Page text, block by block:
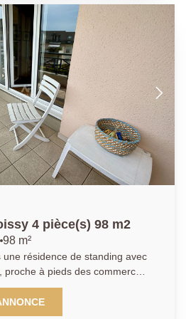
avec balcon au calme,
aménagée et équipée, d'une
que d'une salle de bain et
en main,
AGENCE
( Collaborateur salarié
4 pièce(s) 98 m2
98 m²
une résidence de standing avec
à pieds des commerces
des écoles, de la forêt et du
environ 15 minutes à pieds de
centre ville. Arrêts de bus au